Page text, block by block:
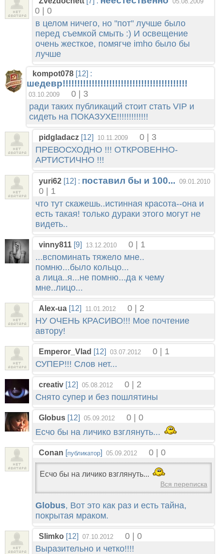
0 | 0
в целом ничего, но "пот" лучше было
перед съемкой смыть :) И освещение
очень жесткое, помягче imho было бы
лучше
kompot078 [12] :
шедевр!!!!!!!!!!!!!!!!!!!!!!!!!!!!!!!!!!!!!!!!!!!
03.10.2009
0 | 3
ради таких публикаций стоит стать VIP и
сидеть на ПОКАЗУХЕ!!!!!!!!!!!!!
pidgladacz [12] 10.11.2009
0 | 3
ПРЕВОСХОДНО !!! ОТКРОВЕННО-
АРТИСТИЧНО !!!
yuri62 [12] : поставил бы и 100... 09.01.2010
0 | 1
что тут скажешь..истинная красота--она и
есть такая! только дураки этого могут не
видеть..
vinny811 [9] 13.12.2010
0 | 1
...вспоминать тяжело мне..
помню...было кольцо...
а лица..я...не помню...да к чему
мне..лицо...
Alex-ua [12] 11.01.2012
0 | 2
НУ ОЧЕНЬ КРАСИВО!!! Мое почтение
автору!
Emperor_Vlad [12] 03.07.2012
0 | 1
СУПЕР!!! Слов нет...
creativ [12] 05.08.2012
0 | 2
Снято супер и без пошлятины
Globus [12] 05.09.2012
0 | 0
Есчо бы на личико взглянуть...
Conan [публикатор] 05.09.2012 0 | 0
Есчо бы на личико взглянуть...
Вся переписка
Globus, Вот это как раз и есть тайна,
покрытая мраком.
Slimko [12] 07.10.2012
0 | 0
Выразительно и четко!!!!